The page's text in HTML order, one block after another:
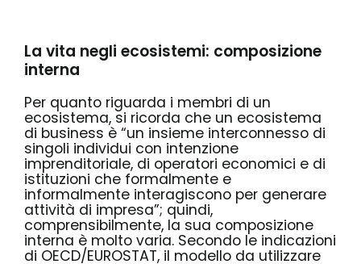
La vita negli ecosistemi: composizione
interna
Per quanto riguarda i membri di un
ecosistema, si ricorda che un ecosistema
di business è “un insieme interconnesso di
singoli individui con intenzione
imprenditoriale, di operatori economici e di
istituzioni che formalmente e
informalmente interagiscono per generare
attività di impresa”; quindi,
comprensibilmente, la sua composizione
interna è molto varia. Secondo le indicazioni
di OECD/EUROSTAT, il modello da utilizzare